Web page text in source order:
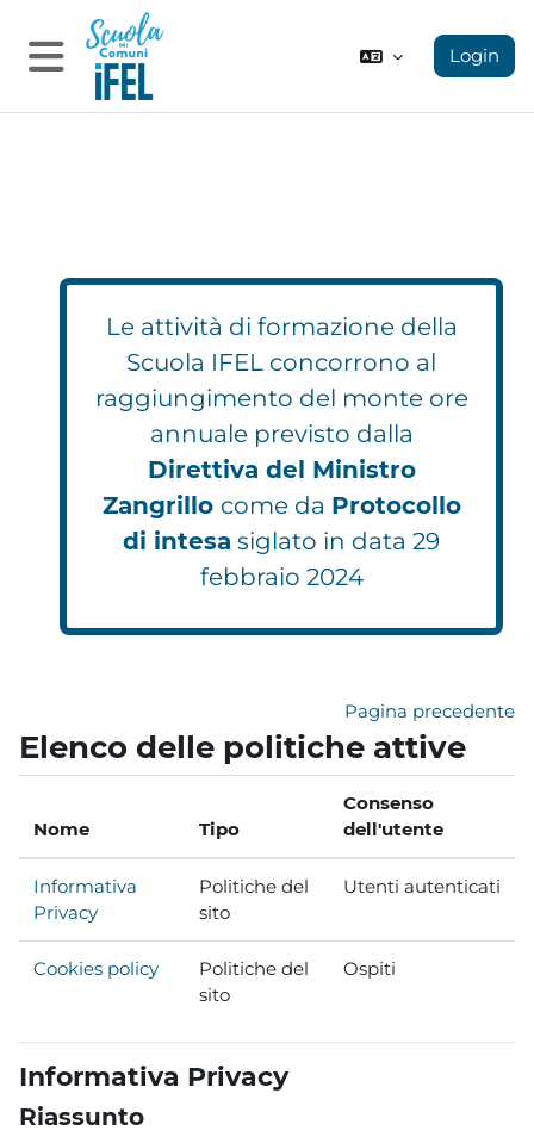
Vai al contenuto principale
Pannello laterale
Login
Le attività di formazione della
Scuola IFEL concorrono al
raggiungimento del monte ore
annuale previsto dalla
Direttiva del Ministro
Zangrillo come da Protocollo
di intesa siglato in data 29
febbraio 2024
elearning.fondazioneifel.it
Pagina precedente
Elenco delle politiche attive
Nome Tipo
Consenso
dell'utente
Informativa
Privacy
Politiche del
sito
Utenti autenticati
Cookies policy
Politiche del
sito
Ospiti
Informativa Privacy
Riassunto